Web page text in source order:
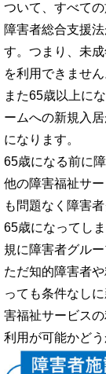
ついて、すべて
障害者総合支援
す。つまり、未
を利用できません
また65歳以上に
ームへの新規入
になります。
65歳になる前に
他の障害福祉サ
も問題なく障害
65歳になってし
規に障害者グル
ただ知的障害者
っても条件なし
害福祉サービス
利用が可能かどう